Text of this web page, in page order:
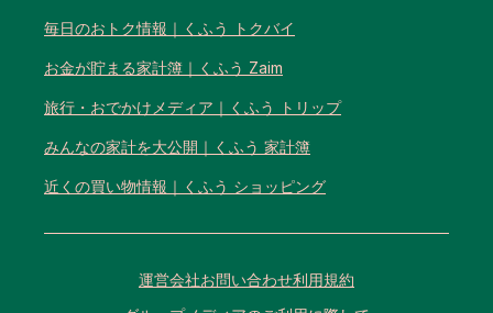
毎日のおトク情報｜くふう トクバイ
お金が貯まる家計簿｜くふう Zaim
旅行・おでかけメディア｜くふう トリップ
みんなの家計を大公開｜くふう 家計簿
近くの買い物情報｜くふう ショッピング
運営会社お問い合わせ利用規約